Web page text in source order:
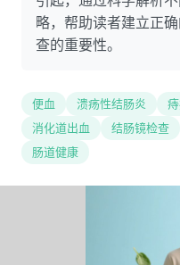
略，帮助读者建立正
查的重要性。
便血 溃疡性结肠炎
消化道出血
结肠镜检查
肠道健康